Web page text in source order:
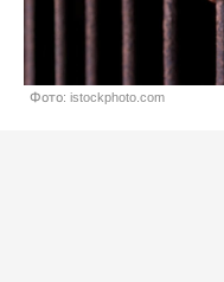
Фото: istockphoto.com